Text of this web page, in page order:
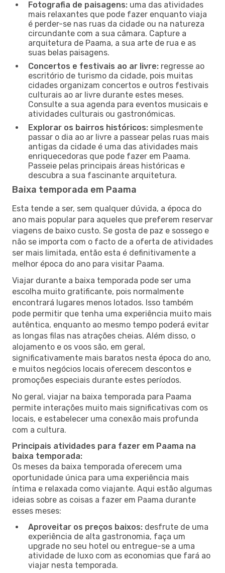
Fotografia de paisagens: uma das atividades
mais relaxantes que pode fazer enquanto viaja
é perder-se nas ruas da cidade ou na natureza
circundante com a sua câmara. Capture a
arquitetura de Paama, a sua arte de rua e as
suas belas paisagens.
Concertos e festivais ao ar livre: regresse ao
escritório de turismo da cidade, pois muitas
cidades organizam concertos e outros festivais
culturais ao ar livre durante estes meses.
Consulte a sua agenda para eventos musicais e
atividades culturais ou gastronómicas.
Explorar os bairros históricos: simplesmente
passar o dia ao ar livre a passear pelas ruas mais
antigas da cidade é uma das atividades mais
enriquecedoras que pode fazer em Paama.
Passeie pelas principais áreas históricas e
descubra a sua fascinante arquitetura.
Baixa temporada em Paama
Esta tende a ser, sem qualquer dúvida, a época do
ano mais popular para aqueles que preferem reservar
viagens de baixo custo. Se gosta de paz e sossego e
não se importa com o facto de a oferta de atividades
ser mais limitada, então esta é definitivamente a
melhor época do ano para visitar Paama.
Viajar durante a baixa temporada pode ser uma
escolha muito gratificante, pois normalmente
encontrará lugares menos lotados. Isso também
pode permitir que tenha uma experiência muito mais
autêntica, enquanto ao mesmo tempo poderá evitar
as longas filas nas atrações cheias. Além disso, o
alojamento e os voos são, em geral,
significativamente mais baratos nesta época do ano,
e muitos negócios locais oferecem descontos e
promoções especiais durante estes períodos.
No geral, viajar na baixa temporada para Paama
permite interações muito mais significativas com os
locais, e estabelecer uma conexão mais profunda
com a cultura.
Principais atividades para fazer em Paama na
baixa temporada:
Os meses da baixa temporada oferecem uma
oportunidade única para uma experiência mais
íntima e relaxada como viajante. Aqui estão algumas
ideias sobre as coisas a fazer em Paama durante
esses meses:
Aproveitar os preços baixos: desfrute de uma
experiência de alta gastronomia, faça um
upgrade no seu hotel ou entregue-se a uma
atividade de luxo com as economias que fará ao
viajar nesta temporada.